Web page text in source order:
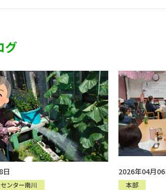
宜見直し、その改善に努めます。
指定居宅介護支援事業 有限会社
県名古屋市西区上小田井1丁目254番地
509-5661 ／FAX:052-509-5662
グ
日
ンター南川
2026年04月06
本部